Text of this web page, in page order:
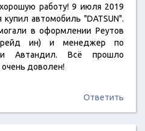
работу! 9 июля 2019
автомобиль "DATSUN".
в оформлении Реутов
ин) и менеджер по
Автандил. Всё прошло
очень доволен!
Ответить